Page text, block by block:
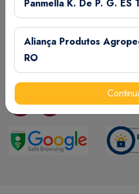
Minha Conta
Meus Pedidos
Meus Favoritos
Email:
Panmella K. De P. G. ES
Aliança Produtos
RO